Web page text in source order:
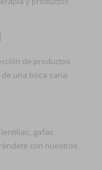
de productos
una boca sana.
gafas
con nuestros